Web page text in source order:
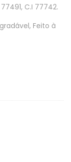
C.I 77742.
Feito à